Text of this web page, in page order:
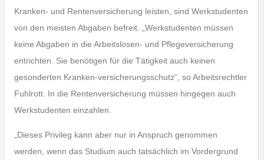
Kranken- und Rentenversicherung leisten, sind Werkstudenten
von den meisten Abgaben befreit. „Werkstudenten müssen
keine Abgaben in die Arbeitslosen- und Pflegeversicherung
entrichten. Sie benötigen für die Tätigkeit auch keinen
gesonderten Kranken-versicherungsschutz“, so Arbeitsrechtler
Fuhlrott. In die Rentenversicherung müssen hingegen auch
Werkstudenten einzahlen.
„Dieses Privileg kann aber nur in Anspruch genommen
werden, wenn das Studium auch tatsächlich im Vordergrund